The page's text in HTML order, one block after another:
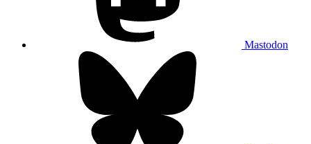
Mastodon